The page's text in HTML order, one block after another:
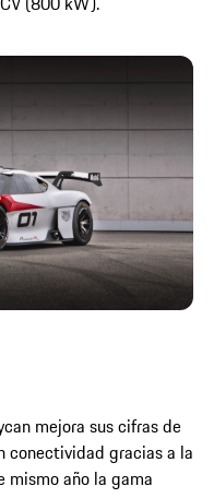
mejora sus cifras de
conectividad gracias a la
mismo año la gama